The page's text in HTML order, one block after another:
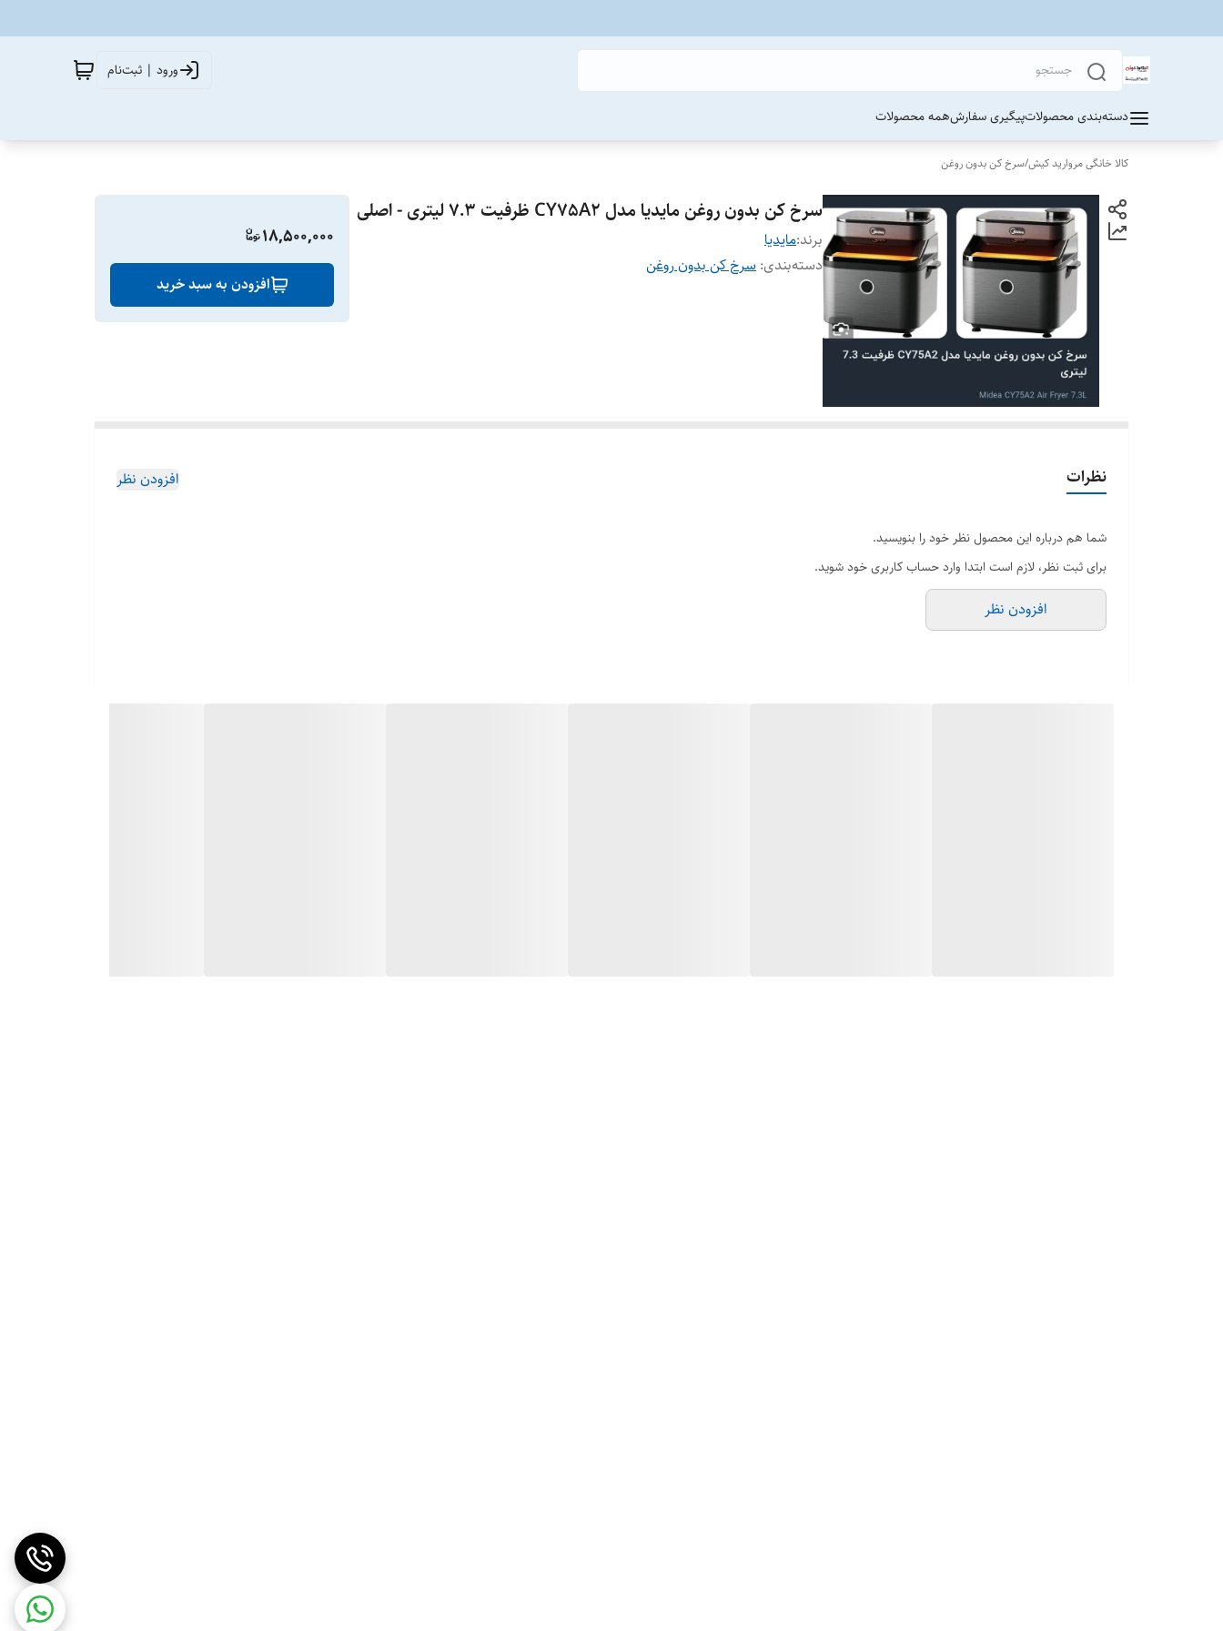
ورود | ثبت‌نام
دسته‌بندی محصولاتپیگیری سفارشهمه محصولات
کالا خانگی مروارید کیش/سرخ کن بدون روغن
سرخ کن بدون روغن مایدیا مدل CY75A2 ظرفیت 7.3 لیتری - اصلی
برند:مایدیا
دسته‌بندی: سرخ کن بدون روغن
18,500,000
افزودن به سبد خرید
نظرات افزودن نظر
شما هم درباره این محصول نظر خود را بنویسید.
برای ثبت نظر، لازم است ابتدا وارد حساب کاربری خود شوید.
افزودن نظر